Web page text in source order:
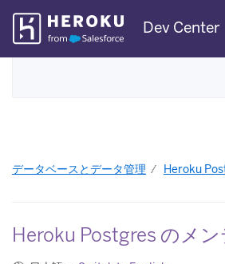
Skip
Navigation
Dev Center
データベースとデータ管理 Heroku
Heroku Postgres のメ